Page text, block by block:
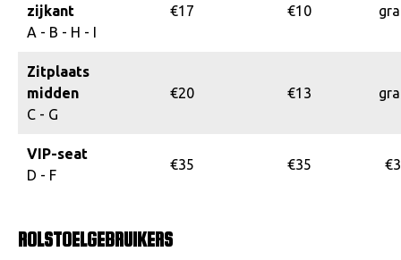
zijkant
A - B - H - I
€17 €10
Zitplaats
midden
C - G
€20 €13
VIP-seat
D - F
€35 €35
ROLSTOELGEBRUIKERS